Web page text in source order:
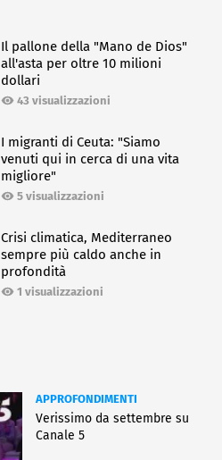
Il pallone della "Mano de Dios"
all'asta per oltre 10 milioni
dollari
43 visualizzazioni
I migranti di Ceuta: "Siamo
venuti qui in cerca di una vita
migliore"
5 visualizzazioni
Crisi climatica, Mediterraneo
sempre più caldo anche in
profondità
1 visualizzazioni
APPROFONDIMENTI
Verissimo da settembre su
Canale 5